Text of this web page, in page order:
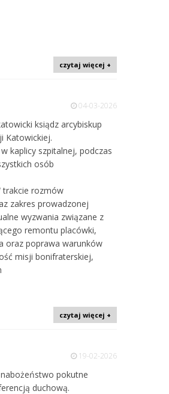
czytaj więcej +
04-03-2026
ksiądz arcybiskup
Katowickiej.
kaplicy szpitalnej, podczas
osób
trakcie rozmów
zakres prowadzonej
wyzwania związane z
remontu placówki,
oraz poprawa warunków
misji bonifraterskiej,
czytaj więcej +
19-02-2026
pokutne
duchową.